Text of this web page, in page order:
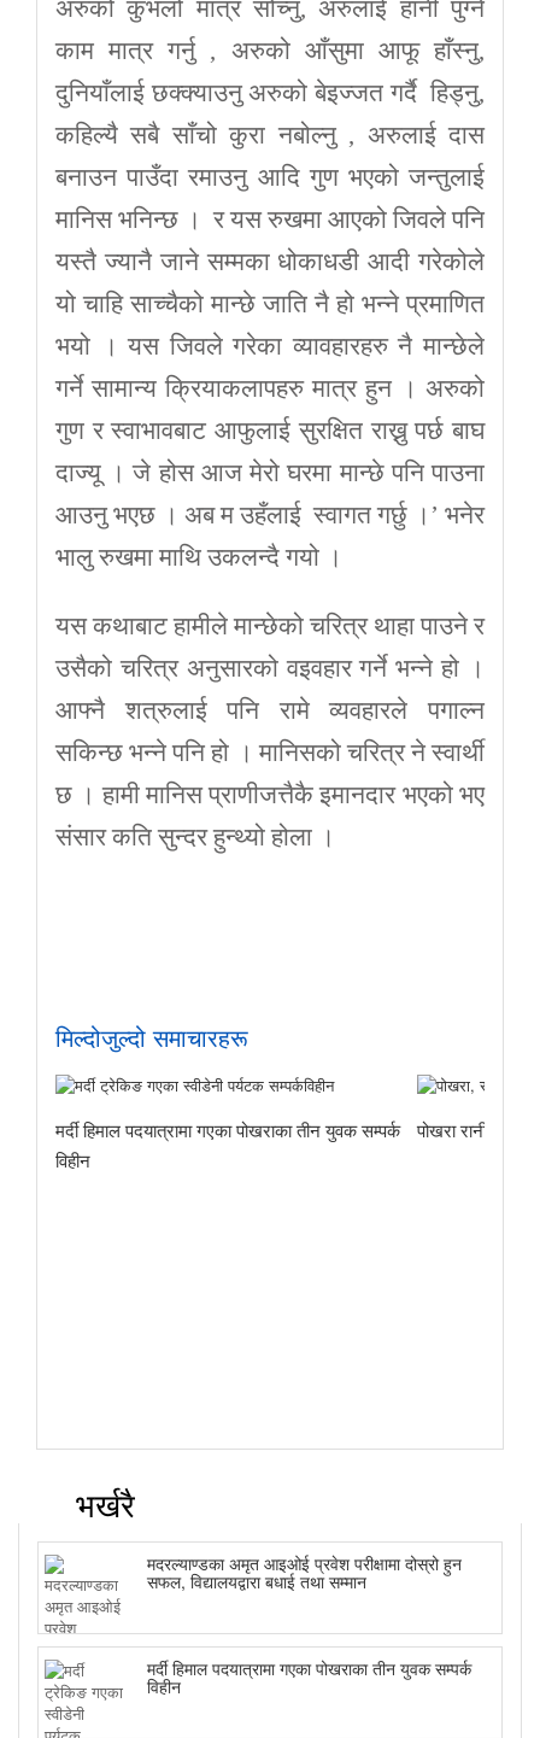
अरुको कुभलो मात्र सोच्नु, अरुलाई हानी पुग्ने
काम मात्र गर्नु , अरुको आँसुमा आफू हाँस्नु,
दुनियाँलाई छक्क्याउनु अरुको बेइज्जत गर्दै हिड्नु,
कहिल्यै सबै साँचो कुरा नबोल्नु , अरुलाई दास
बनाउन पाउँदा रमाउनु आदि गुण भएको जन्तुलाई
मानिस भनिन्छ । र यस रुखमा आएको जिवले पनि
यस्तै ज्यानै जाने सम्मका धोकाधडी आदी गरेकोले
यो चाहि साच्चैको मान्छे जाति नै हो भन्ने प्रमाणित
भयो । यस जिवले गरेका व्यावहारहरु नै मान्छेले
गर्ने सामान्य क्रियाकलापहरु मात्र हुन । अरुको
गुण र स्वाभावबाट आफुलाई सुरक्षित राख्नु पर्छ बाघ
दाज्यू । जे होस आज मेरो घरमा मान्छे पनि पाउना
आउनु भएछ । अब म उहँलाई स्वागत गर्छु ।’ भनेर
भालु रुखमा माथि उकलन्दै गयो ।
यस कथाबाट हामीले मान्छेको चरित्र थाहा पाउने र
उसैको चरित्र अनुसारको वइवहार गर्ने भन्ने हो ।
आफ्नै शत्रुलाई पनि रामे व्यवहारले पगाल्न
सकिन्छ भन्ने पनि हो । मानिसको चरित्र ने स्वार्थी
छ । हामी मानिस प्राणीजत्तैकै इमानदार भएको भए
संसार कति सुन्दर हुन्थ्यो होला ।
मिल्दोजुल्दो समाचारहरू
मर्दी हिमाल पदयात्रामा गएका पोखराका तीन युवक सम्पर्क
विहीन
पोखरा रानीपौवाको
भर्खरै
मदरल्याण्डका अमृत आइओई प्रवेश परीक्षामा दोस्रो हुन
सफल, विद्यालयद्वारा बधाई तथा सम्मान
मर्दी हिमाल पदयात्रामा गएका पोखराका तीन युवक सम्पर्क
विहीन